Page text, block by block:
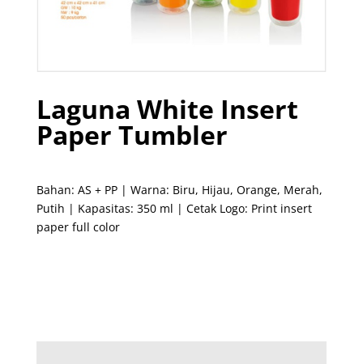
Laguna White Insert
Paper Tumbler
Bahan: AS + PP | Warna: Biru, Hijau, Orange, Merah,
Putih | Kapasitas: 350 ml | Cetak Logo: Print insert
paper full color